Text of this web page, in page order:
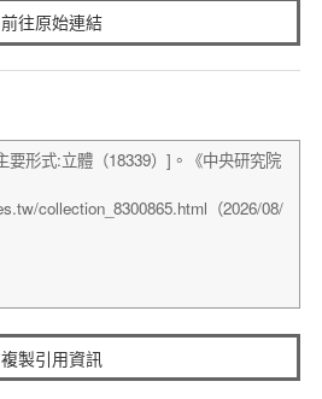
前往原始連結
複製引用資訊